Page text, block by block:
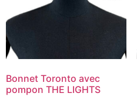
Bonnet Toronto avec
pompon THE LIGHTS